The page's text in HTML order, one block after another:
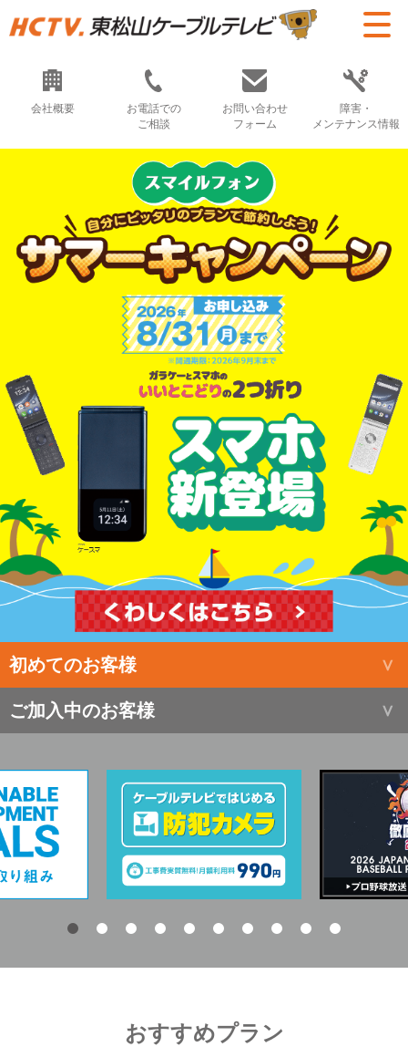
会社概要
お電話での
ご相談
お問い合わせ
フォーム
障害・
メンテナンス情報
初めてのお客様
ご加入中のお客様
おすすめプラン